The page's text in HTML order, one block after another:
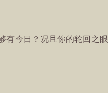
有今日？况且你的轮回之眼